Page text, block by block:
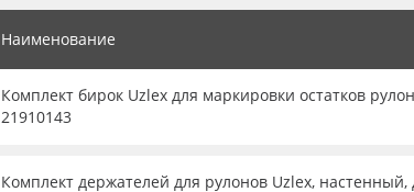
Наименование
Комплект бирок Uzlex для маркировки остатков
21910143
Комплект держателей для рулонов Uzlex, настенный,